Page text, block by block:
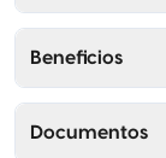
Beneficios
Documentos